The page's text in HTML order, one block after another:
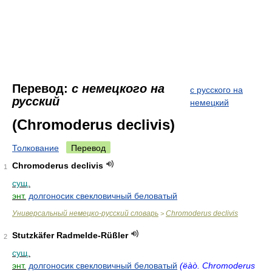
Перевод: с немецкого на
русский
с русского на
немецкий
(Chromoderus declivis)
Толкование Перевод
1
Chromoderus declivis
сущ.
энт. долгоносик свекловичный беловатый
Универсальный немецко-русский словарь > Chromoderus declivis
2
Stutzkäfer Radmelde-Rüßler
сущ.
энт. долгоносик свекловичный беловатый (ëàò. Chromoderus